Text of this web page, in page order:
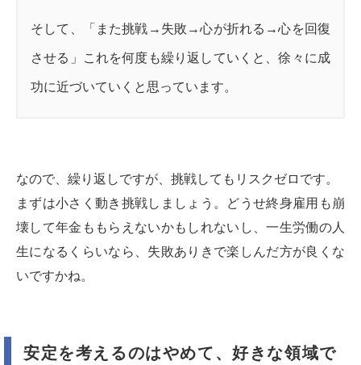
そして、「また挑戦→失敗→心が折れる→心を回復
させる」これを何度も繰り返していくと、徐々に成
功に近づいていくと思っています。
なので、繰り返しですが、挑戦してもリスクゼロです。
まずは小さく動き挑戦しましょう。どうせ終身雇用も崩
壊して年金ももらえないかもしれないし、一生労働の人
生になるくらいなら、失敗ありきで楽しんだ方が良くな
いですかね。
安定を考えるのはやめて、好きな領域で